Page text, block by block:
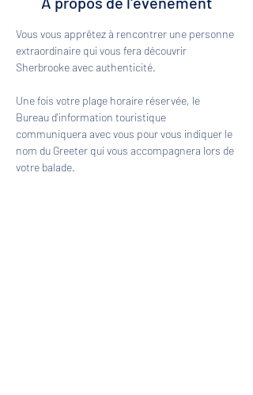
Vous vous apprêtez à rencontrer une personne
extraordinaire qui vous fera découvrir
Sherbrooke avec authenticité.
Une fois votre plage horaire réservée, le
Bureau d'information touristique
communiquera avec vous pour vous indiquer le
nom du Greeter qui vous accompagnera lors de
votre balade.